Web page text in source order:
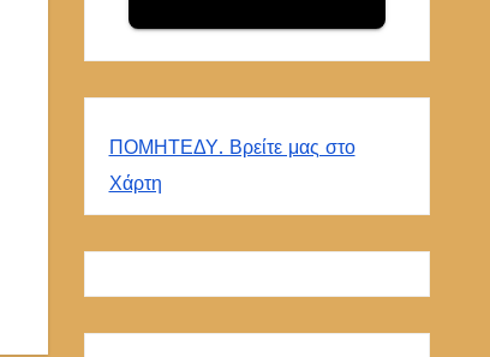
ΠΟΜΗΤΕΔΥ. Βρείτε μας στο
Χάρτη